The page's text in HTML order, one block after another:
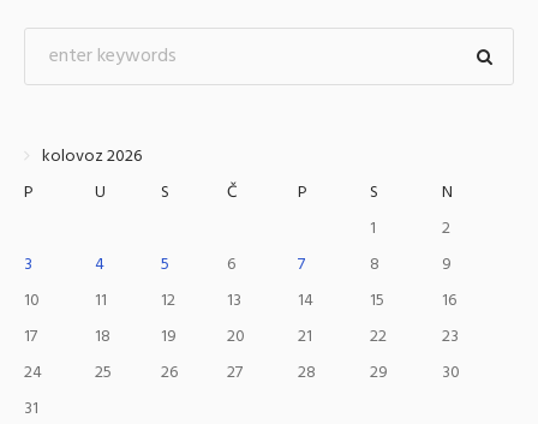
kolovoz 2026
P
U S Č P S
N
1
2
3
4 5 6 7 8
9
10
11 12 13 14 15
16
17
18 19 20 21 22
23
24
25 26 27 28 29
30
31